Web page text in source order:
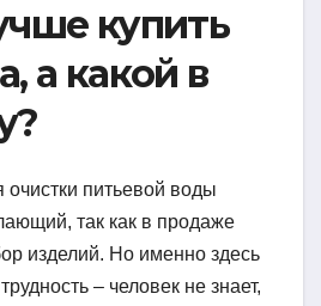
купить
а какой в
очистки питьевой воды
так как в продаже
изделий. Но именно здесь
– человек не знает,